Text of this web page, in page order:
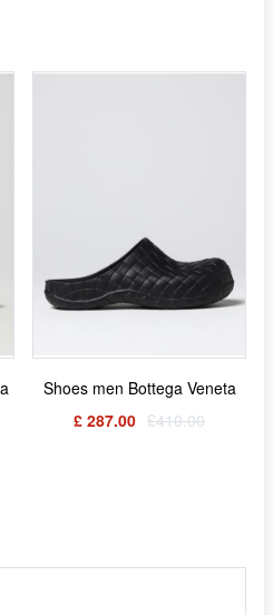
Shoes men Bottega Veneta
£ 287.00 £410.00